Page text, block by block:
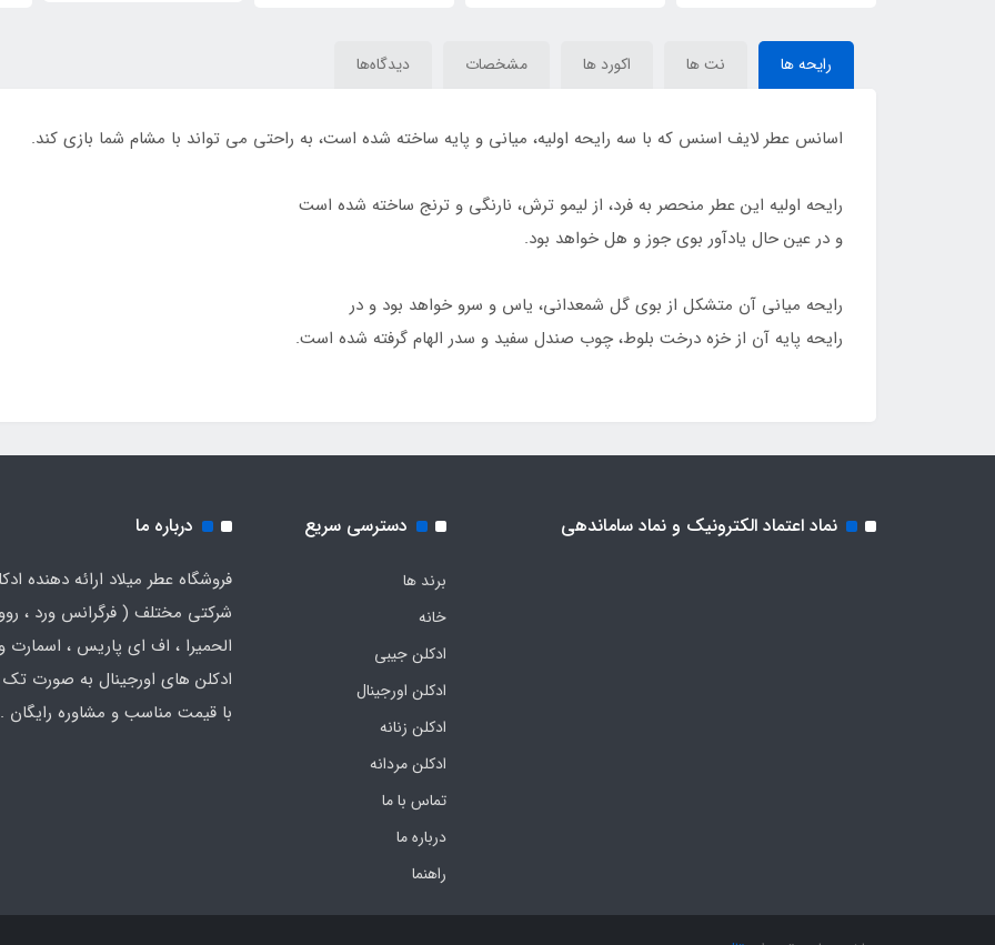
Bouquet Ideale
رایحه ها نت ها اکورد ها مشخصات دیدگاه‌ها
اسانس عطر لایف اسنس که با سه رایحه اولیه، میانی و پایه ساخته شده است، به راحتی می تواند با مشام شما بازی کند.
رایحه اولیه این عطر منحصر به فرد، از لیمو ترش، نارنگی و ترنج ساخته شده است
و در عین حال یادآور بوی جوز و هل خواهد بود.
رایحه میانی آن متشکل از بوی گل شمعدانی، یاس و سرو خواهد بود و در
رایحه پایه آن از خزه درخت بلوط، چوب صندل سفید و سدر الهام گرفته شده است.
نماد اعتماد الکترونیک و نماد ساماندهی دسترسی سریع
برند ها
خانه
ادکلن جیبی
ادکلن اورجینال
ادکلن زنانه
ادکلن مردانه
تماس با ما
درباره ما
راهنما
درباره ما
فروشگاه عطر میلاد ارائه دهنده
شرکتی مختلف ( فرگرانس ورد ،
الحمیرا ، اف ای پاریس ، اسمارت
ادکلن های اورجینال به صورت
با قیمت مناسب و مشاوره رایگان .